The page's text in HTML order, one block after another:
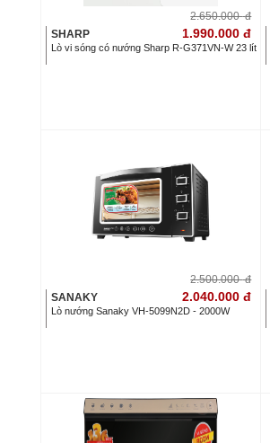
2.650.000 đ
SHARP
1.990.000 đ
Lò vi sóng có nướng Sharp R-G371VN-W 23 lít
2.500.000 đ
SANAKY
2.040.000 đ
Lò nướng Sanaky VH-5099N2D - 2000W